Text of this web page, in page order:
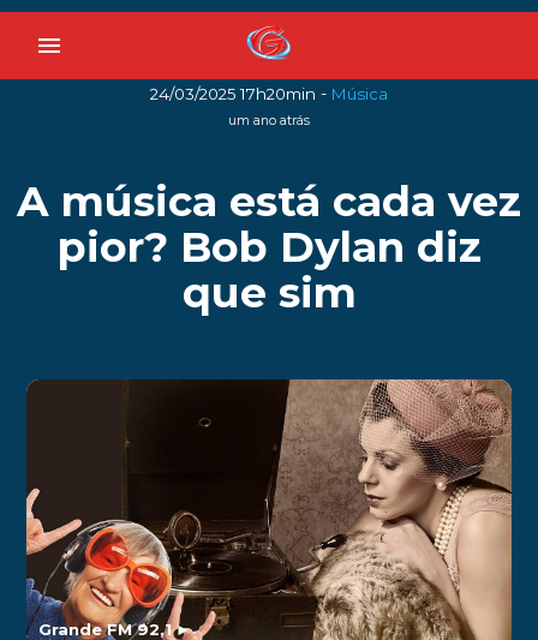
menu
24/03/2025 17h20min - Música
um ano atrás
A música está cada vez
pior? Bob Dylan diz
que sim
Grande FM 92,1►